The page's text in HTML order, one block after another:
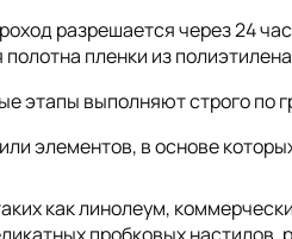
разрешается через 24
пленки из
этапы выполняют строго по
элементов, в основе
как линолеум,